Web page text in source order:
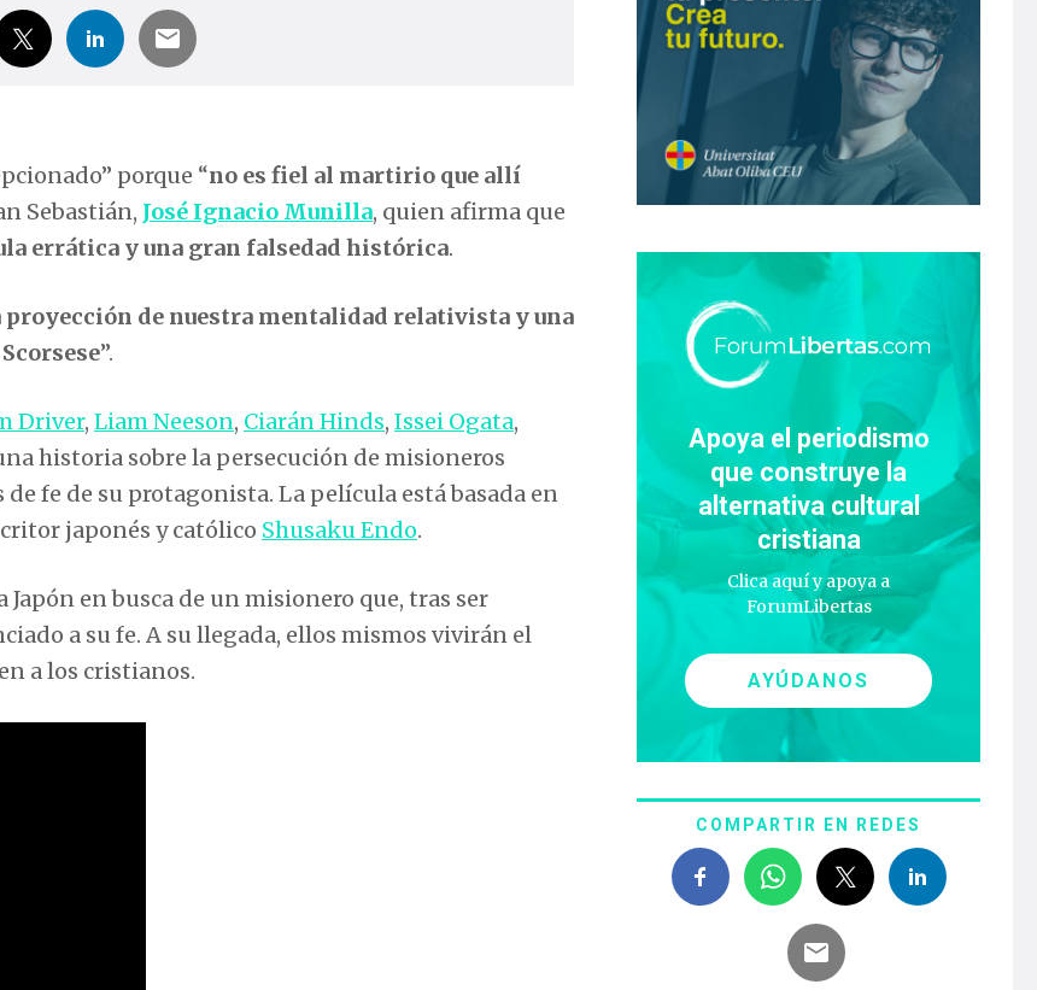
porque “no es fiel al martirio que allí
Sebastián, José Ignacio Munilla, quien afirma que
errática y una gran falsedad histórica.
proyección de nuestra mentalidad relativista y una
”.
Driver, Liam Neeson, Ciarán Hinds, Issei Ogata,
historia sobre la persecución de misioneros
fe de su protagonista. La película está basada en
japonés y católico Shusaku Endo.
en busca de un misionero que, tras ser
a su fe. A su llegada, ellos mismos vivirán el
a los cristianos.
Apoya el periodismo
que construye la
alternativa cultural
cristiana
Clica aquí y apoya a
ForumLibertas
AYÚDANOS
COMPARTIR EN REDES